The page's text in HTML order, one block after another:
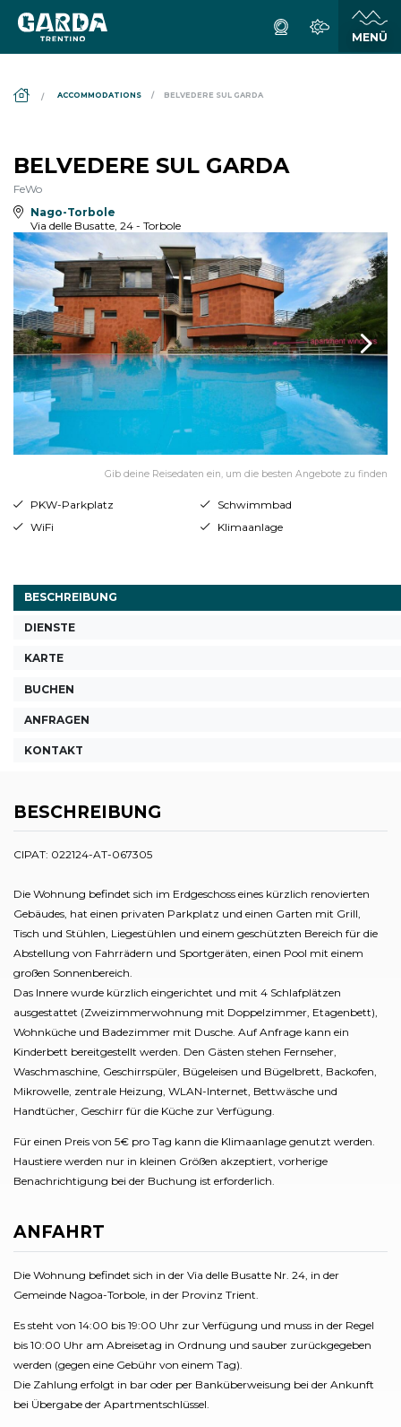
ACCOMMODATIONS BELVEDERE SUL GARDA
BELVEDERE SUL GARDA
FeWo
Nago-Torbole
Via delle Busatte, 24 - Torbole
Gib deine Reisedaten ein, um die besten Angebote zu finden
PKW-Parkplatz
Schwimmbad
WiFi
Klimaanlage
BESCHREIBUNG
DIENSTE
KARTE
BUCHEN
ANFRAGEN
KONTAKT
BESCHREIBUNG
CIPAT: 022124-AT-067305
Die Wohnung befindet sich im Erdgeschoss eines kürzlich renovierten
Gebäudes, hat einen privaten Parkplatz und einen Garten mit Grill,
Tisch und Stühlen, Liegestühlen und einem geschützten Bereich für die
Abstellung von Fahrrädern und Sportgeräten, einen Pool mit einem
großen Sonnenbereich.
Das Innere wurde kürzlich eingerichtet und mit 4 Schlafplätzen
ausgestattet (Zweizimmerwohnung mit Doppelzimmer, Etagenbett),
Wohnküche und Badezimmer mit Dusche. Auf Anfrage kann ein
Kinderbett bereitgestellt werden. Den Gästen stehen Fernseher,
Waschmaschine, Geschirrspüler, Bügeleisen und Bügelbrett, Backofen,
Mikrowelle, zentrale Heizung, WLAN-Internet, Bettwäsche und
Handtücher, Geschirr für die Küche zur Verfügung.
Für einen Preis von 5€ pro Tag kann die Klimaanlage genutzt werden.
Haustiere werden nur in kleinen Größen akzeptiert, vorherige
Benachrichtigung bei der Buchung ist erforderlich.
ANFAHRT
Die Wohnung befindet sich in der Via delle Busatte Nr. 24, in der
Gemeinde Nagoa-Torbole, in der Provinz Trient.
Es steht von 14:00 bis 19:00 Uhr zur Verfügung und muss in der Regel
bis 10:00 Uhr am Abreisetag in Ordnung und sauber zurückgegeben
werden (gegen eine Gebühr von einem Tag).
Die Zahlung erfolgt in bar oder per Banküberweisung bei der Ankunft
bei Übergabe der Apartmentschlüssel.